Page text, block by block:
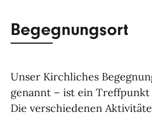
Begegnungsort
Unser Kirchliches
genannt – ist ein
Die verschiedenen